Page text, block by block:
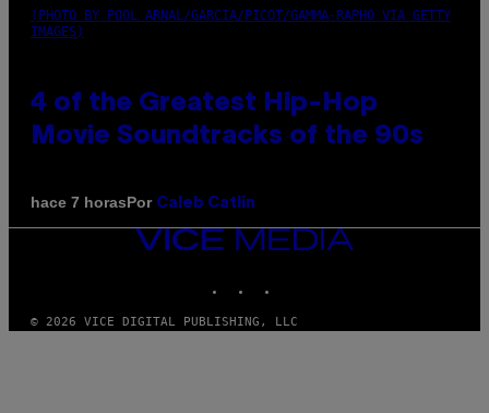
(PHOTO BY POOL ARNAL/GARCIA/PICOT/GAMMA-RAPHO VIA GETTY
IMAGES)
4 of the Greatest Hip-Hop
Movie Soundtracks of the 90s
hace 7 horasPor Caleb Catlin
VICE
MEDIA
© 2026 VICE DIGITAL PUBLISHING, LLC